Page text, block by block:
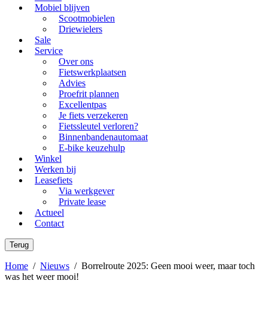
Mobiel blijven
Scootmobielen
Driewielers
Sale
Service
Over ons
Fietswerkplaatsen
Advies
Proefrit plannen
Excellentpas
Je fiets verzekeren
Fietssleutel verloren?
Binnenbandenautomaat
E-bike keuzehulp
Winkel
Werken bij
Leasefiets
Via werkgever
Private lease
Actueel
Contact
Terug
Home / Nieuws / Borrelroute 2025: Geen mooi weer, maar toch
was het weer mooi!